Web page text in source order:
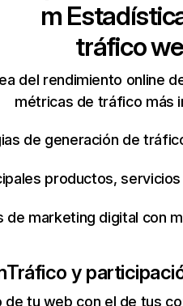
m
tráfico
del rendimiento online
métricas de tráfico más
de generación de
productos,
de marketing digital con
Tráfico y
de tu web con el de tus